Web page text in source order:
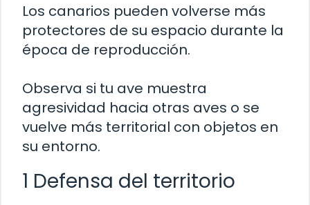
Los canarios pueden volverse más
protectores de su espacio durante la
época de reproducción.
Observa si tu ave muestra
agresividad hacia otras aves o se
vuelve más territorial con objetos en
su entorno.
1 Defensa del territorio